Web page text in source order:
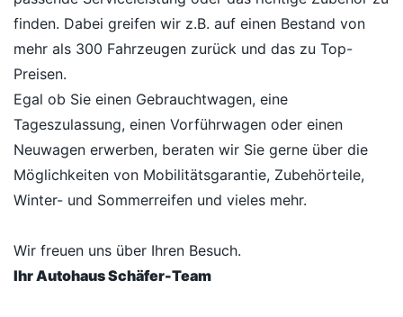
finden. Dabei greifen wir z.B. auf einen Bestand von
mehr als 300 Fahrzeugen zurück und das zu Top-
Preisen.
Egal ob Sie einen Gebrauchtwagen, eine
Tageszulassung, einen Vorführwagen oder einen
Neuwagen erwerben, beraten wir Sie gerne über die
Möglichkeiten von Mobilitätsgarantie, Zubehörteile,
Winter- und Sommerreifen und vieles mehr.
Wir freuen uns über Ihren Besuch.
Ihr Autohaus Schäfer-Team